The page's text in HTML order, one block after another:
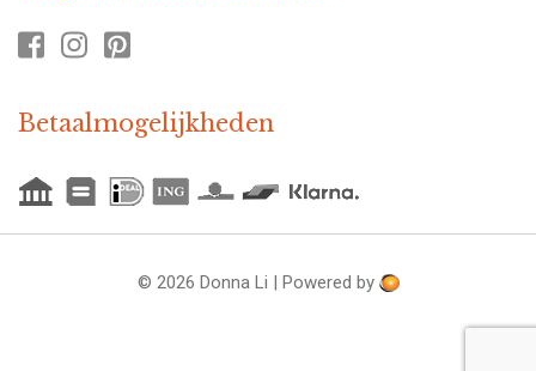
Betaalmogelijkheden
© 2026 Donna Li | Powered by